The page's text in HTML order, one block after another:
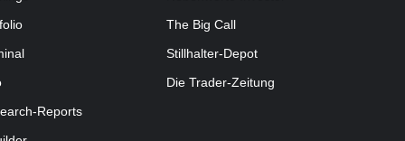
Reports
The Big Call
Stillhalter-Depot
Die Trader-Zeitung